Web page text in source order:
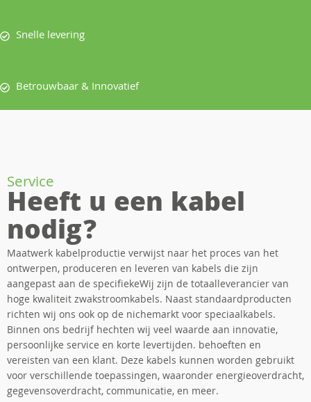
Snelle levering
Betrouwbaar & Innovatief
Service
Heeft u een kabel
nodig?
Maatwerk kabelproductie verwijst naar het proces van het
ontwerpen, produceren en leveren van kabels die zijn
aangepast aan de specifiekeWij zijn de totaalleverancier van
hoge kwaliteit zwakstroomkabels. Naast standaardproducten
richten wij ons ook op de nichemarkt voor speciaalkabels.
Binnen ons bedrijf hechten wij veel waarde aan innovatie,
persoonlijke service en korte levertijden. behoeften en
vereisten van een klant. Deze kabels kunnen worden gebruikt
voor verschillende toepassingen, waaronder energieoverdracht,
gegevensoverdracht, communicatie, en meer.